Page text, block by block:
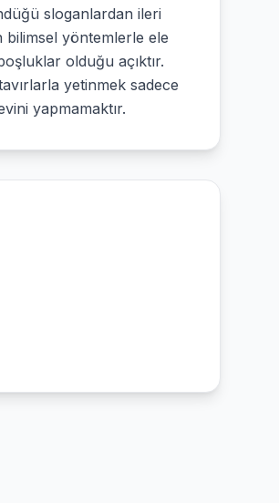
sloganlardan ileri
bilimsel yöntemlerle ele
olduğu açıktır.
yetinmek sadece
yapmamaktır.